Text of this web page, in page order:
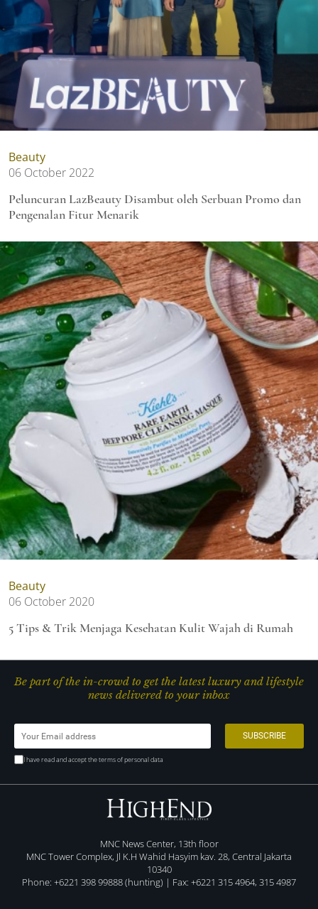
Beauty
06 October 2022
Peluncuran LazBeauty Disambut oleh Serbuan Promo dan
Pengenalan Fitur Menarik
Beauty
06 October 2020
5 Tips & Trik Menjaga Kesehatan Kulit Wajah di Rumah
Be part of the in-crowd to get the latest luxury and lifestyle
news delivered to your inbox
I have read and accept the terms of personal data
MNC News Center, 13th floor
MNC Tower Complex, Jl K.H Wahid Hasyim kav. 28, Central Jakarta
10340
Phone: +6221 398 99888 (hunting) | Fax: +6221 315 4964, 315 4987